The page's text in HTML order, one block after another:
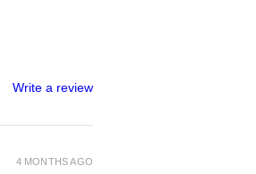
Write a review
4 MONTHS AGO